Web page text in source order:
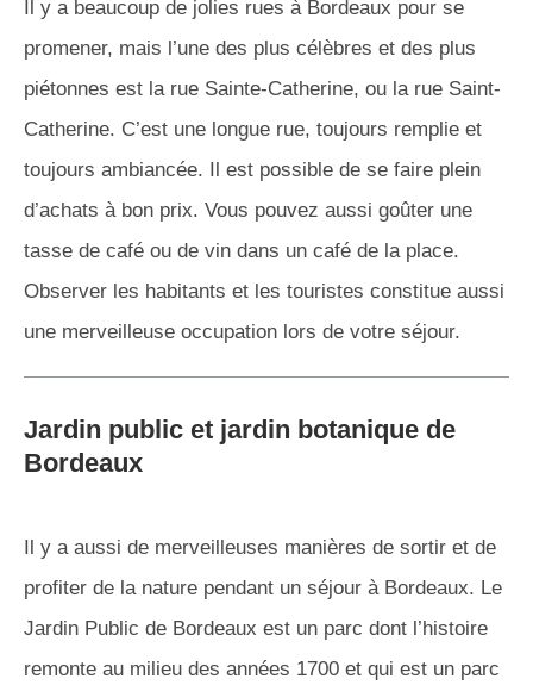
Il y a beaucoup de jolies rues à Bordeaux pour se
promener, mais l’une des plus célèbres et des plus
piétonnes est la rue Sainte-Catherine, ou la rue Saint-
Catherine. C’est une longue rue, toujours remplie et
toujours ambiancée. Il est possible de se faire plein
d’achats à bon prix. Vous pouvez aussi goûter une
tasse de café ou de vin dans un café de la place.
Observer les habitants et les touristes constitue aussi
une merveilleuse occupation lors de votre séjour.
Jardin public et jardin botanique de
Bordeaux
Il y a aussi de merveilleuses manières de sortir et de
profiter de la nature pendant un séjour à Bordeaux. Le
Jardin Public de Bordeaux est un parc dont l’histoire
remonte au milieu des années 1700 et qui est un parc